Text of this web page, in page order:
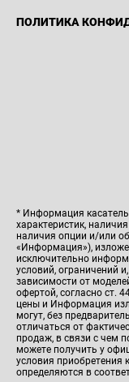
ПОЛИТИКА
* Информация
характеристик,
наличия опции и/или
«Информация»),
исключительно
условий, ограничений
зависимости от
офертой, согласно ст.
цены и Информация
могут, без
отличаться от
продаж, в связи с чем
можете получить у
условия приобретения
определяются в